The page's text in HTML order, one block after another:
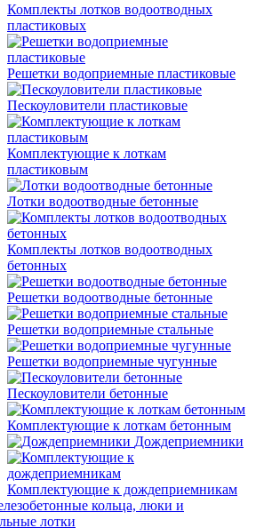
Комплекты лотков водоотводных
пластиковых
Решетки водоприемные пластиковые
Пескоуловители пластиковые
Комплектующие к лоткам
пластиковым
Лотки водоотводные бетонные
Комплекты лотков водоотводных
бетонных
Решетки водоотводные бетонные
Решетки водоприемные стальные
Решетки водоприемные чугунные
Пескоуловители бетонные
Комплектующие к лоткам бетонным
Дождеприемники
Комплектующие к дождеприемникам